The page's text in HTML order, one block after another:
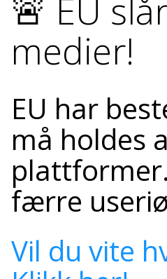
🚨 EU
medier!
EU har
må holdes
færre
Vil du vite